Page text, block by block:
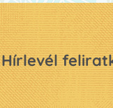
Hírlevél